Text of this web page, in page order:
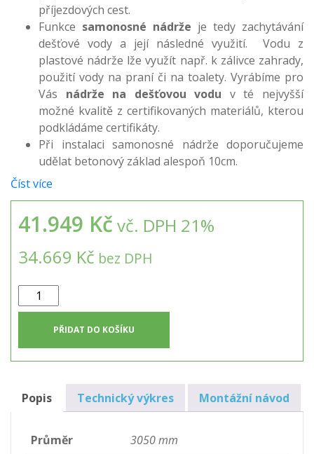
příjezdových cest.
Funkce samonosné nádrže je tedy zachytávání
dešťové vody a její následné využití. Vodu z
plastové nádrže lže využít např. k zálivce zahrady,
použití vody na praní či na toalety. Vyrábíme pro
Vás nádrže na dešťovou vodu v té nejvyšší
možné kvalitě z certifikovaných materiálů, kterou
podkládáme certifikáty.
Při instalaci samonosné nádrže doporučujeme
udělat betonový základ alespoň 10cm.
Číst více
41.949 Kč vč. DPH 21%
34.669 Kč bez DPH
Samonosná
kruhová
dešťovou
15m3
množství
PŘIDAT DO KOŠÍKU
Popis Technický výkres Montážní návod
Průměr
3050 mm